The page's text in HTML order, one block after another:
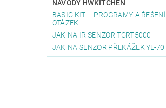
NÁVODY HWKITCHEN
BASIC KIT – PROGRAMY A ŘEŠENÍ
OTÁZEK
JAK NA IR SENZOR TCRT5000
JAK NA SENZOR PŘEKÁŽEK YL-70